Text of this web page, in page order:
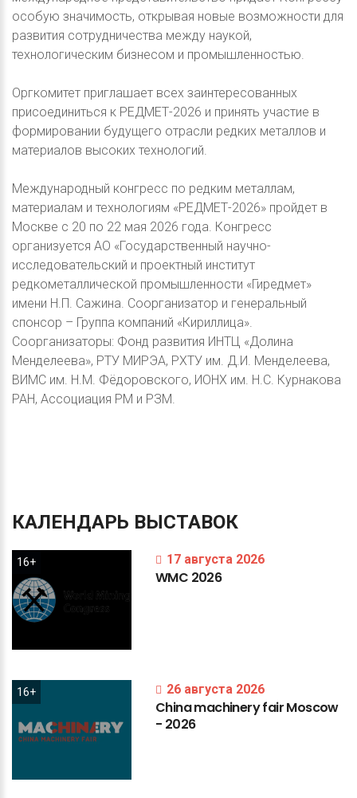
особую значимость, открывая новые возможности для
развития сотрудничества между наукой,
технологическим бизнесом и промышленностью.
Оргкомитет приглашает всех заинтересованных
присоединиться к РЕДМЕТ-2026 и принять участие в
формировании будущего отрасли редких металлов и
материалов высоких технологий.
Международный конгресс по редким металлам,
материалам и технологиям «РЕДМЕТ-2026» пройдет в
Москве с 20 по 22 мая 2026 года. Конгресс
организуется АО «Государственный научно-
исследовательский и проектный институт
редкометаллической промышленности «Гиредмет»
имени Н.П. Сажина. Соорганизатор и генеральный
спонсор – Группа компаний «Кириллица».
Соорганизаторы: Фонд развития ИНТЦ «Долина
Менделеева», РТУ МИРЭА, РХТУ им. Д.И. Менделеева,
ВИМС им. Н.М. Фёдоровского, ИОНХ им. Н.С. Курнакова
РАН, Ассоциация РМ и РЗМ.
КАЛЕНДАРЬ ВЫСТАВОК
16+ 17 августа 2026
WMC 2026
16+ 26 августа 2026
ChinamachineryfairMoscow
- 2026